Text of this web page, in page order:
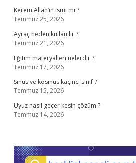
Kerem Allah’ın ismi mi ?
Temmuz 25, 2026
Ayraç neden kullanılır ?
Temmuz 21, 2026
Eğitim materyalleri nelerdir ?
Temmuz 17, 2026
Sinüs ve kosinüs kaçıncı sınıf ?
Temmuz 15, 2026
Uyuz nasıl geçer kesin çözüm ?
Temmuz 14, 2026